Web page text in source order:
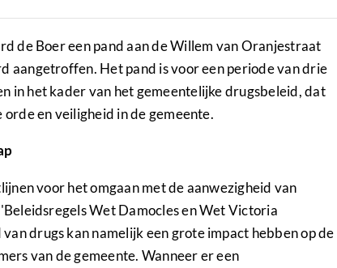
de Boer een pand aan de Willem van Oranjestraat
aangetroffen. Het pand is voor een periode van drie
in het kader van het gemeentelijke drugsbeleid, dat
en veiligheid in de gemeente.
voor het omgaan met de aanwezigheid van
Wet Damocles en Wet Victoria
drugs kan namelijk een grote impact hebben op de
van de gemeente. Wanneer er een